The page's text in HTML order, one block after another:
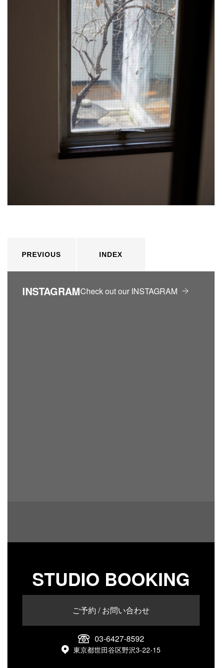
PREVIOUS INDEX
INSTAGRAMCheck out our INSTAGRAM
STUDIO BOOKING
ご予約 / お問い合わせ
03-6427-8592
東京都世田谷区野沢3-22-15